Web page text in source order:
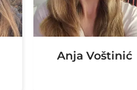
Anja Voštinić